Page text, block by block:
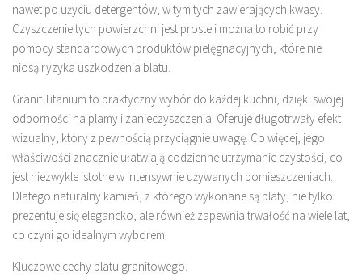
nawet po użyciu detergentów, w tym tych zawierających kwasy.
Czyszczenie tych powierzchni jest proste i można to robić przy
pomocy standardowych produktów pielęgnacyjnych, które nie
niosą ryzyka uszkodzenia blatu.
Granit Titanium to praktyczny wybór do każdej kuchni, dzięki swojej
odporności na plamy i zanieczyszczenia. Oferuje długotrwały efekt
wizualny, który z pewnością przyciągnie uwagę. Co więcej, jego
właściwości znacznie ułatwiają codzienne utrzymanie czystości, co
jest niezwykle istotne w intensywnie używanych pomieszczeniach.
Dlatego naturalny kamień, z którego wykonane są blaty, nie tylko
prezentuje się elegancko, ale również zapewnia trwałość na wiele lat,
co czyni go idealnym wyborem.
Kluczowe cechy blatu granitowego.